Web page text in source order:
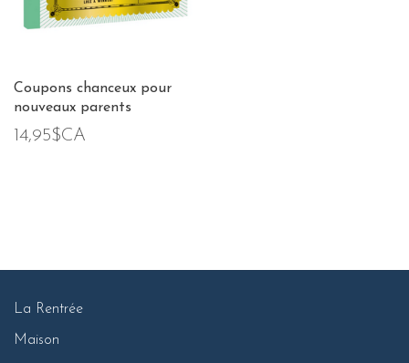
Coupons chanceux pour
nouveaux parents
14,95$CA
La Rentrée
Maison